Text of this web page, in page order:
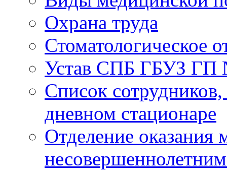
Охрана труда
Стоматологическое
Устав СПБ ГБУЗ ГП
Список
дневном стационаре
Отделение